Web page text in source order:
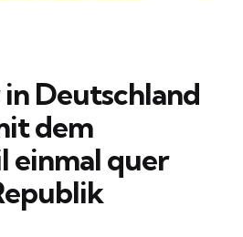
Deutschland
dem
einmal quer